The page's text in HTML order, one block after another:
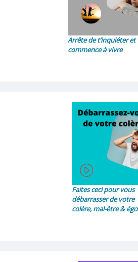
Arrête de t’inquiéter et
commence à vivre
Faites ceci pour vous
débarrasser de votre
colère, mal-être & égo